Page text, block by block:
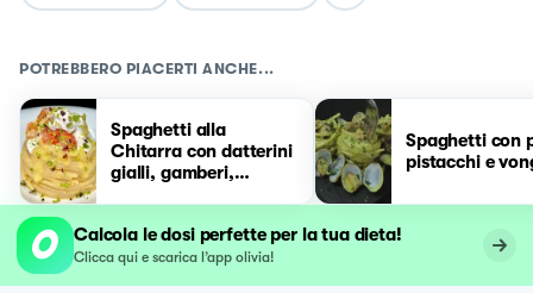
POTREBBERO PIACERTI ANCHE...
Spaghetti alla
Chitarra con datterini
gialli, gamberi,
Spaghetti con
pistacchi e
Calcola le dosi perfette per la tua dieta!
Clicca qui e scarica l’app olivia!